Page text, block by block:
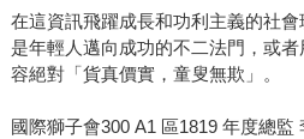
在這資訊飛躍成長和功利主義的社
是年輕人邁向成功的不二法門，或
容絕對「貨真價實，童叟無欺」。
國際獅子會300 A1 區1819 年度總監